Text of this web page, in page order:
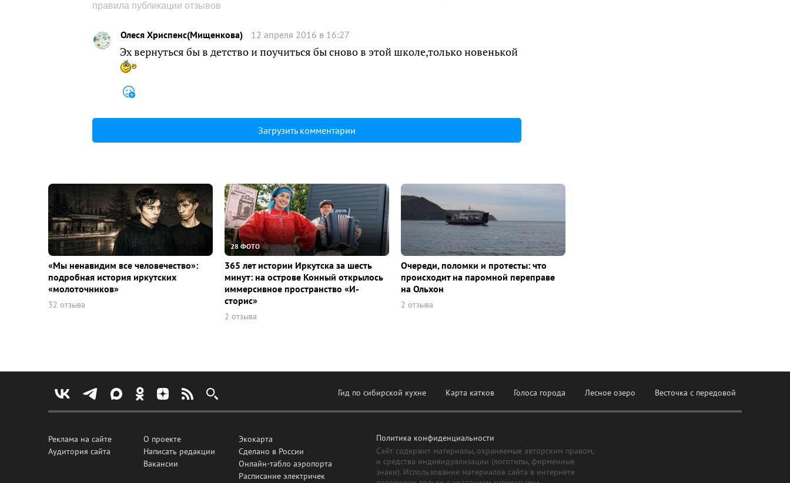
правила публикации отзывов
Олеся Хриспенс(Мищенкова) 12 апреля 2016 в 16:27
Эх вернуться бы в детство и поучиться бы сново в этой школе,только новенькой
Загрузить комментарии
«Мы ненавидим все человечество»:
подробная история иркутских
«молоточников»
32 отзыва
28 ФОТО
365 лет истории Иркутска за шесть
минут: на острове Конный открылось
иммерсивное пространство «И-
сторис»
2 отзыва
Очереди, поломки и протесты: что
происходит на паромной переправе
на Ольхон
2 отзыва
Гид по сибирской кухне Карта катков Голоса города Лесное озеро Весточка с передовой
Реклама на сайте
Аудитория сайта
О проекте
Написать редакции
Вакансии
Экокарта
Сделано в России
Онлайн-табло аэропорта
Расписание электричек
Политика конфиденциальности
Сайт содержит материалы, охраняемые авторским правом,
и средства индивидуализации (логотипы, фирменные
знаки). Использование материалов сайта в интернете